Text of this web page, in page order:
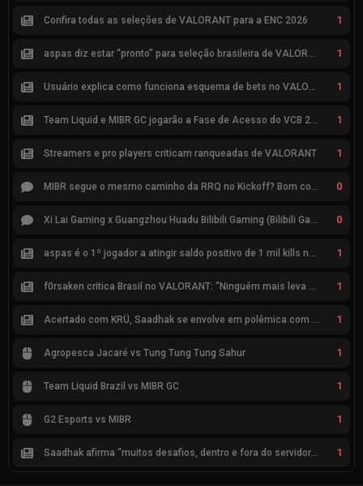
Confira todas as seleções de VALORANT para a ENC 2026 1
aspas diz estar “pronto” para seleção brasileira de VALORANT 1
Usuário explica como funciona esquema de bets no VALORANT 1
Team Liquid e MIBR GC jogarão a Fase de Acesso do VCB 2026 1
Streamers e pro players criticam ranqueadas de VALORANT 1
MIBR segue o mesmo caminho da RRQ no Kickoff? Bom começo, mas risco de eliminação hoje 0
Xi Lai Gaming x Guangzhou Huadu Bilibili Gaming (Bilibili Gaming) 0
aspas é o 1º jogador a atingir saldo positivo de 1 mil kills no VCT 1
f0rsaken critica Brasil no VALORANT: “Ninguém mais leva a sério” 1
Acertado com KRÜ, Saadhak se envolve em polêmica com keznit 1
Agropesca Jacaré vs Tung Tung Tung Sahur 1
Team Liquid Brazil vs MIBR GC 1
G2 Esports vs MIBR 1
Saadhak afirma “muitos desafios, dentro e fora do servidor” sobre a jornada até a classificação 1